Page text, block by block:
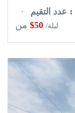
: عدد التقيم
من $50 /ليلة